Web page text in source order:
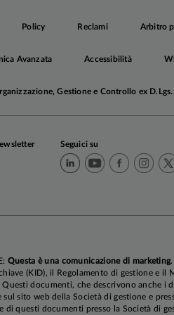
non conviene
novembre.
lo appoggia
contribuirà alla
non conviene
negoziazione
mantenere il
popolari;
Policy Reclami Arbitro
Avanzata Accessibilità
Gestione e Controllo ex
Seguici su
Questa è una comunicazione di marketing
(KID), il Regolamento di gestione e
Questi documenti, che descrivono anche i
sul sito web della Società di gestione e
di questi documenti presso la Società di